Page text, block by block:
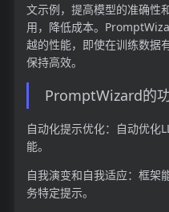
文示例，提高模型的准确性
用，降低成本。
越的性能，即使在训练数据
保持高效。
PromptWizard的
自动化提示优化：自动优化
能。
自我演变和自我适应：框架
务特定提示。